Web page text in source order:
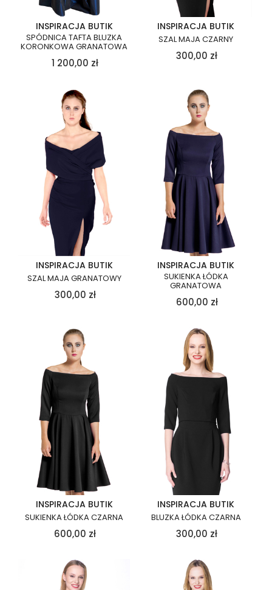
INSPIRACJA BUTIK
SPÓDNICA TAFTA BLUZKA
KORONKOWA GRANATOWA
1 200,00 zł
INSPIRACJA BUTIK
SZAL MAJA CZARNY
300,00 zł
INSPIRACJA BUTIK
SZAL MAJA GRANATOWY
300,00 zł
INSPIRACJA BUTIK
SUKIENKA ŁÓDKA
GRANATOWA
600,00 zł
INSPIRACJA BUTIK
SUKIENKA ŁÓDKA CZARNA
600,00 zł
INSPIRACJA BUTIK
BLUZKA ŁÓDKA CZARNA
300,00 zł